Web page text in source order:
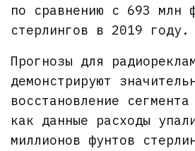
по сравнению с 693 млн
стерлингов в 2019 году.
Прогнозы для
демонстрируют
восстановление
как данные расходы
миллионов фунтов